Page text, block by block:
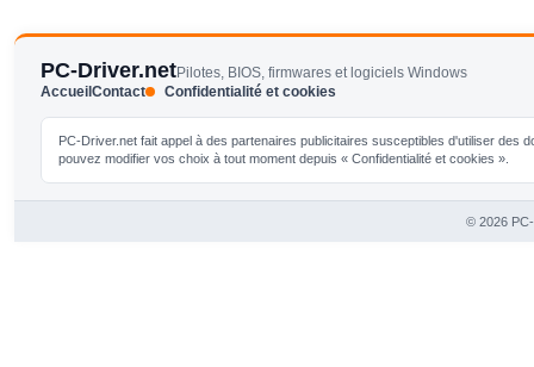
PC-Driver.netPilotes, BIOS, firmwares et logiciels Windows
AccueilContact Confidentialité et cookies
PC-Driver.net fait appel à des partenaires publicitaires susceptibles d'utiliser
pouvez modifier vos choix à tout moment depuis « Confidentialité et cookies ».
© 2026